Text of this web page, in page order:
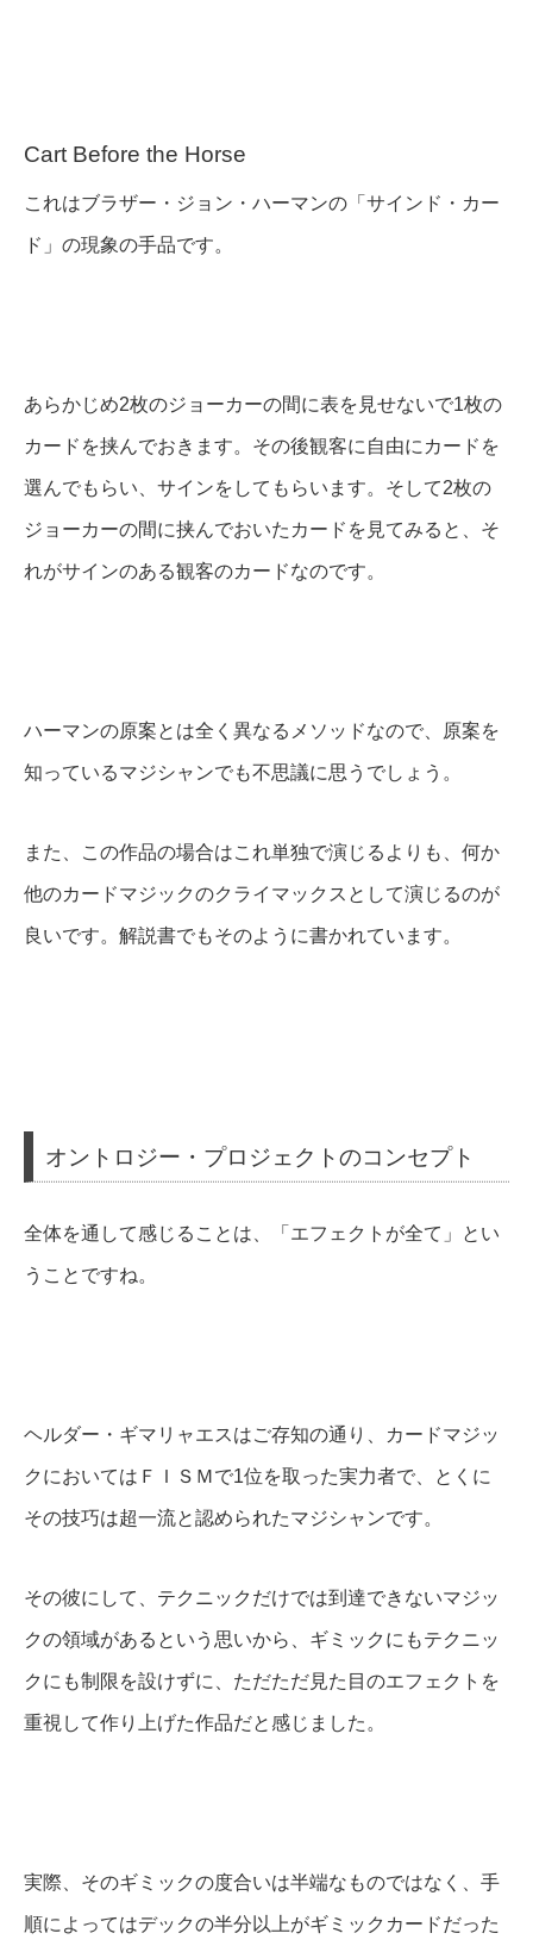
Cart Before the Horse
これはブラザー・ジョン・ハーマンの「サインド・カー
ド」の現象の手品です。
あらかじめ2枚のジョーカーの間に表を見せないで1枚の
カードを挟んでおきます。その後観客に自由にカードを
選んでもらい、サインをしてもらいます。そして2枚の
ジョーカーの間に挟んでおいたカードを見てみると、そ
れがサインのある観客のカードなのです。
ハーマンの原案とは全く異なるメソッドなので、原案を
知っているマジシャンでも不思議に思うでしょう。
また、この作品の場合はこれ単独で演じるよりも、何か
他のカードマジックのクライマックスとして演じるのが
良いです。解説書でもそのように書かれています。
オントロジー・プロジェクトのコンセプト
全体を通して感じることは、「エフェクトが全て」とい
うことですね。
ヘルダー・ギマリャエスはご存知の通り、カードマジッ
クにおいてはＦＩＳＭで1位を取った実力者で、とくに
その技巧は超一流と認められたマジシャンです。
その彼にして、テクニックだけでは到達できないマジッ
クの領域があるという思いから、ギミックにもテクニッ
クにも制限を設けずに、ただただ見た目のエフェクトを
重視して作り上げた作品だと感じました。
実際、そのギミックの度合いは半端なものではなく、手
順によってはデックの半分以上がギミックカードだった